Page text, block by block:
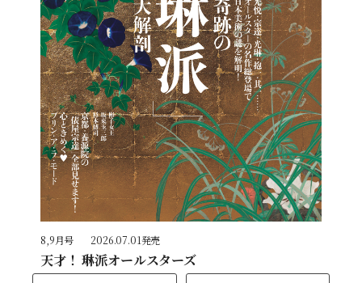
8,9月号 2026.07.01発売
天才！ 琳派オールスターズ